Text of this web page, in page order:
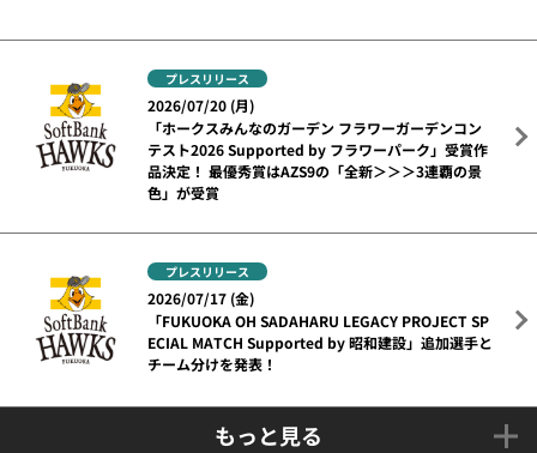
プレスリリース
2026/07/20 (月)
「ホークスみんなのガーデン フラワーガーデンコン
テスト2026 Supported by フラワーパーク」受賞作
品決定！ 最優秀賞はAZS9の「全新＞＞＞3連覇の景
色」が受賞
プレスリリース
2026/07/17 (金)
「FUKUOKA OH SADAHARU LEGACY PROJECT SP
ECIAL MATCH Supported by 昭和建設」追加選手と
チーム分けを発表！
もっと見る